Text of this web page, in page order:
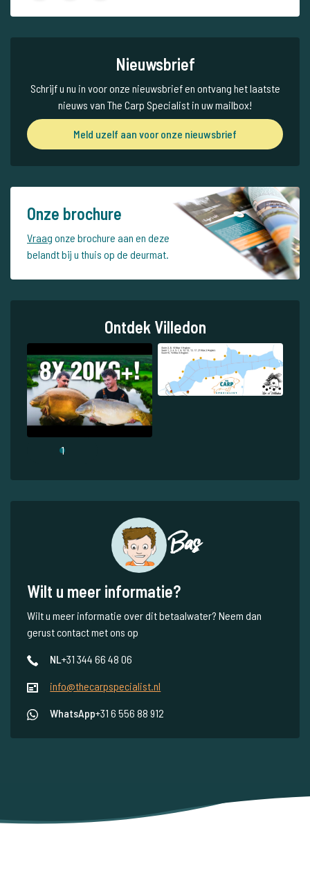
Nieuwsbrief
Schrijf u nu in voor onze nieuwsbrief en ontvang het laatste
nieuws van The Carp Specialist in uw mailbox!
Meld uzelf aan voor onze nieuwsbrief
Onze brochure
Vraag onze brochure aan en deze
belandt bij u thuis op de deurmat.
Ontdek Villedon
1
Bas
Wilt u meer informatie?
Wilt u meer informatie over dit betaalwater? Neem dan
gerust contact met ons op
NL+31 344 66 48 06
info@thecarpspecialist.nl
WhatsApp+31 6 556 88 912